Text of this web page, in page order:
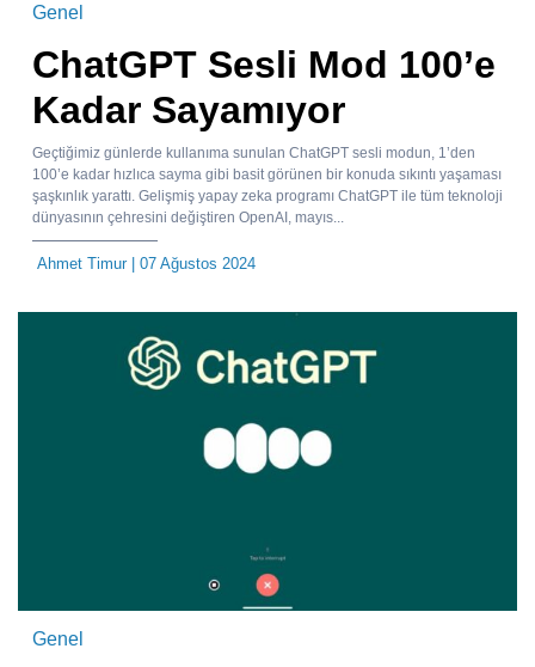
Genel
ChatGPT Sesli Mod 100’e
Kadar Sayamıyor
Geçtiğimiz günlerde kullanıma sunulan ChatGPT sesli modun, 1’den
100’e kadar hızlıca sayma gibi basit görünen bir konuda sıkıntı yaşaması
şaşkınlık yarattı. Gelişmiş yapay zeka programı ChatGPT ile tüm teknoloji
dünyasının çehresini değiştiren OpenAI, mayıs...
Ahmet Timur| 07 Ağustos 2024
Genel